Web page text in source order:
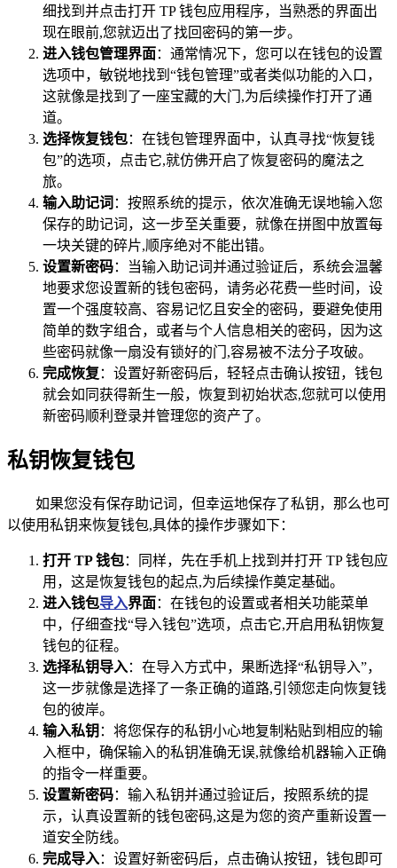
细找到并点击打开 TP 钱包应用程序，当熟悉的界面出
现在眼前,您就迈出了找回密码的第一步。
进入钱包管理界面：通常情况下，您可以在钱包的设置
选项中，敏锐地找到“钱包管理”或者类似功能的入口，
这就像是找到了一座宝藏的大门,为后续操作打开了通
道。
选择恢复钱包：在钱包管理界面中，认真寻找“恢复钱
包”的选项，点击它,就仿佛开启了恢复密码的魔法之
旅。
输入助记词 ：按照系统的提示，依次准确无误地输入您
保存的助记词，这一步至关重要，就像在拼图中放置每
一块关键的碎片,顺序绝对不能出错。
设置新密码：当输入助记词并通过验证后，系统会温馨
地要求您设置新的钱包密码，请务必花费一些时间，设
置一个强度较高、容易记忆且安全的密码，要避免使用
简单的数字组合，或者与个人信息相关的密码，因为这
些密码就像一扇没有锁好的门,容易被不法分子攻破。
完成恢复 ：设置好新密码后，轻轻点击确认按钮，钱包
就会如同获得新生一般，恢复到初始状态,您就可以使用
新密码顺利登录并管理您的资产了。
私钥恢复钱包
如果您没有保存助记词，但幸运地保存了私钥，那么也可
以使用私钥来恢复钱包,具体的操作步骤如下：
打开 TP 钱包：同样，先在手机上找到并打开 TP 钱包应
用，这是恢复钱包的起点,为后续操作奠定基础。
进入钱包导入界面：在钱包的设置或者相关功能菜单
中，仔细查找“导入钱包”选项，点击它,开启用私钥恢复
钱包的征程。
选择私钥导入：在导入方式中，果断选择“私钥导入”，
这一步就像是选择了一条正确的道路,引领您走向恢复钱
包的彼岸。
输入私钥 ：将您保存的私钥小心地复制粘贴到相应的输
入框中，确保输入的私钥准确无误,就像给机器输入正确
的指令一样重要。
设置新密码：输入私钥并通过验证后，按照系统的提
示，认真设置新的钱包密码,这是为您的资产重新设置一
道安全防线。
完成导入：设置好新密码后，点击确认按钮，钱包即可